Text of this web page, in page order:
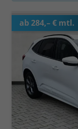
ab 284,– € mtl.